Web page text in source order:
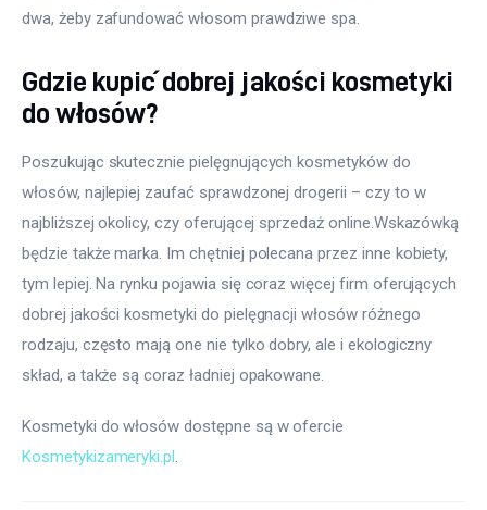
dwa, żeby zafundować włosom prawdziwe spa.
Gdzie kupić dobrej jakości kosmetyki
do włosów?
Poszukując skutecznie pielęgnujących kosmetyków do
włosów, najlepiej zaufać sprawdzonej drogerii – czy to w
najbliższej okolicy, czy oferującej sprzedaż online.Wskazówką
będzie także marka. Im chętniej polecana przez inne kobiety,
tym lepiej. Na rynku pojawia się coraz więcej firm oferujących
dobrej jakości kosmetyki do pielęgnacji włosów różnego
rodzaju, często mają one nie tylko dobry, ale i ekologiczny
skład, a także są coraz ładniej opakowane.
Kosmetyki do włosów dostępne są w ofercie
Kosmetykizameryki.pl .